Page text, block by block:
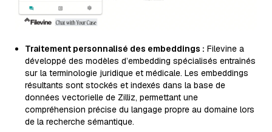
Traitement personnalisé des embeddings : Filevine a
développé des modèles d’embedding spécialisés entraînés
sur la terminologie juridique et médicale. Les embeddings
résultants sont stockés et indexés dans la base de
données vectorielle de Zilliz, permettant une
compréhension précise du langage propre au domaine lors
de la recherche sémantique.